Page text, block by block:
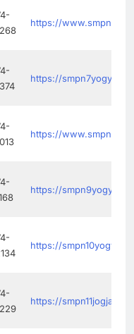
https://
https://
https://
https://
https://
https://